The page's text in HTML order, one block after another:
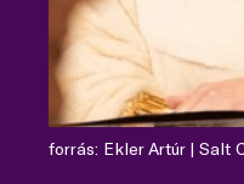
forrás: Ekler Artúr | Salt